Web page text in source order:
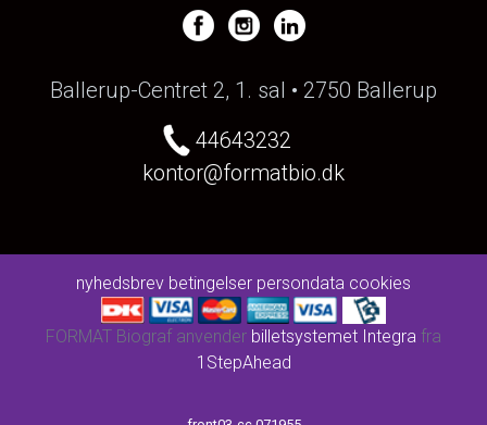
Ballerup-Centret 2, 1. sal • 2750 Ballerup
44643232
kontor@formatbio.dk
nyhedsbrev betingelser persondata cookies
FORMAT Biograf anvender billetsystemet Integra fra
1StepAhead